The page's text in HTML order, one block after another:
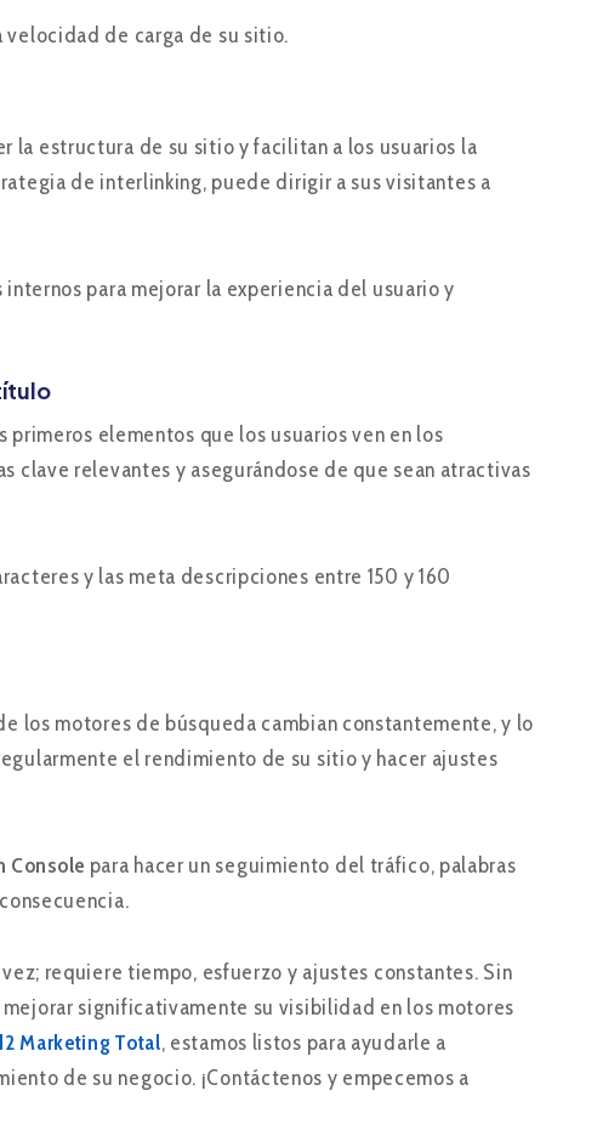
velocidad de carga de su sitio.
la estructura de su sitio y facilitan a los usuarios la
de interlinking, puede dirigir a sus visitantes a
para mejorar la experiencia del usuario y
elementos que los usuarios ven en los
clave relevantes y asegurándose de que sean atractivas
y las meta descripciones entre 150 y 160
los motores de búsqueda cambian constantemente, y lo
el rendimiento de su sitio y hacer ajustes
Console para hacer un seguimiento del tráfico, palabras
requiere tiempo, esfuerzo y ajustes constantes. Sin
significativamente su visibilidad en los motores
Marketing Total, estamos listos para ayudarle a
de su negocio. ¡Contáctenos y empecemos a